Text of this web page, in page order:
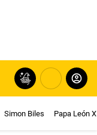
Simon Biles Papa León